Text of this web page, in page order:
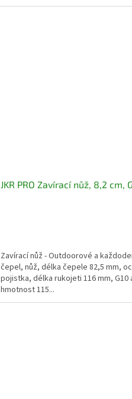
JKR PRO Zavírací nůž, 8,2 cm,
Zavírací nůž - Outdoorové a
čepel, nůž, délka čepele 82,5 mm,
pojistka, délka rukojeti 116 mm, G10
hmotnost 115...